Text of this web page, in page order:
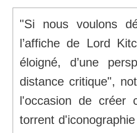
"Si nous voulons
l’affiche de Lord
éloigné, d’une
distance critique",
l'occasion de créer
torrent